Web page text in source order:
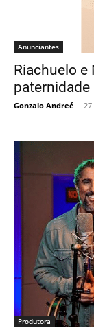
Anunciantes
Riachuelo
paternidade
Gonzalo Andreé -
Produtora